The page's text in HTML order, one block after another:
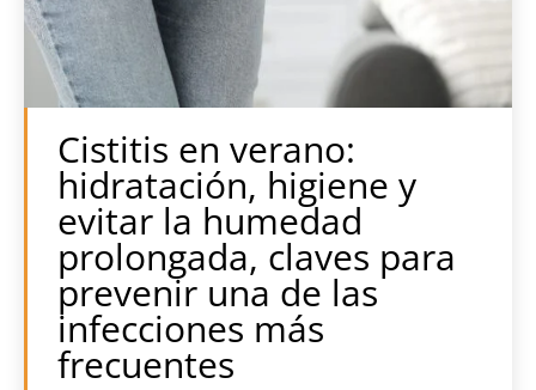
Cistitis en verano:
hidratación, higiene y
evitar la humedad
prolongada, claves para
prevenir una de las
infecciones más
frecuentes